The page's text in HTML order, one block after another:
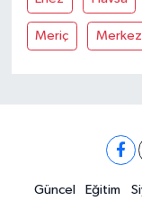
Meriç Merkez
Güncel Eğitim